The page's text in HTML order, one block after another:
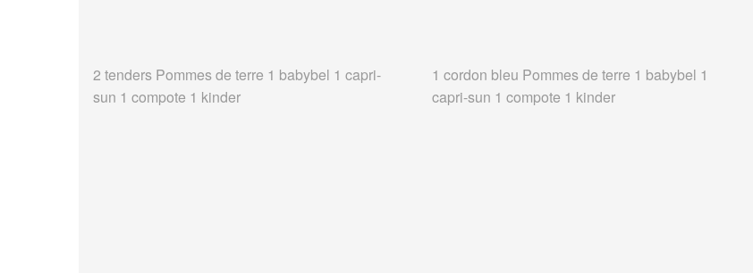
2 tenders Pommes de terre 1 babybel 1 capri-
sun 1 compote 1 kinder
1 cordon bleu Pommes de terre 1 babybel 1
capri-sun 1 compote 1 kinder